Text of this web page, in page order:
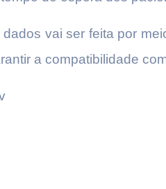
vai ser feita por
a compatibilidade